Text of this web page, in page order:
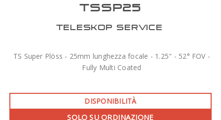
TSSP25
TELESKOP SERVICE
TS Super Plöss - 25mm lunghezza focale - 1.25" - 52° FOV -
Fully Multi Coated
DISPONIBILITÀ
SOLO SU ORDINAZIONE